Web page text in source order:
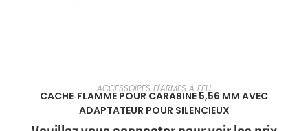
EN SAVOIR PLUS
ACCESSOIRES D'ARMES À FEU
CACHE‑FLAMME POUR CARABINE 5,56 MM AVEC
ADAPTATEUR POUR SILENCIEUX